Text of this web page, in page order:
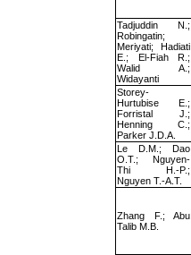
Tadjuddin N.;
Robingatin;
Meriyati; Hadiati
E.; El-Fiah R.;
Walid A.;
Widayanti
Storey-
Hurtubise E.;
Forristal J.;
Henning C.;
Parker J.D.A.
Le D.M.; Dao
O.T.; Nguyen-
Thi H.-P.;
Nguyen T.-A.T.
Zhang F.; Abu
Talib M.B.